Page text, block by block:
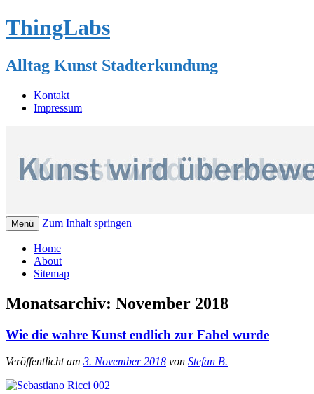
ThingLabs
Alltag Kunst Stadterkundung
Kontakt
Impressum
Menü Zum Inhalt springen
Home
About
Sitemap
Monatsarchiv: November 2018
Wie die wahre Kunst endlich zur Fabel wurde
Veröffentlicht am 3. November 2018 von Stefan B.